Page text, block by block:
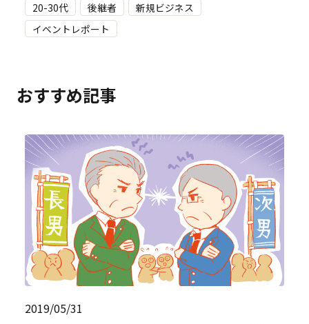
20-30代 後継者
新規ビジネス
イベントレポート
おすすめ記事
2019/05/31